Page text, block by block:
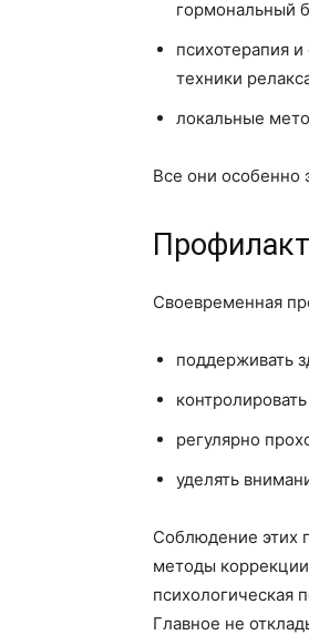
гормональный
психотерапия
техники
локальные
Все они особенно
Своевременная
поддерживать
регулярно
уделять
Соблюдение этих
методы
психологическая
Главное не